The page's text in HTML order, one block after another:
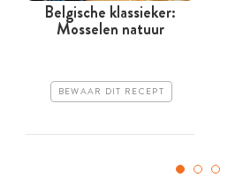
Belgische klassieker:
Mosselen natuur
BEWAAR DIT RECEPT